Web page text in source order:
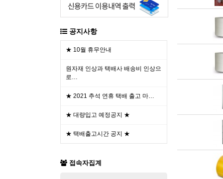
공지사항
★ 10월 휴무안내
원자재 인상과 택배사 배송비 인상으
로…
★ 2021 추석 연휴 택배 출고 마…
★ 대량입고 예정공지 ★
★ 택배출고시간 공지 ★
접속자집계